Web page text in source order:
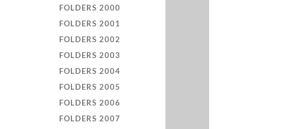
FOLDERS 2000
FOLDERS 2001
FOLDERS 2002
FOLDERS 2003
FOLDERS 2004
FOLDERS 2005
FOLDERS 2006
FOLDERS 2007